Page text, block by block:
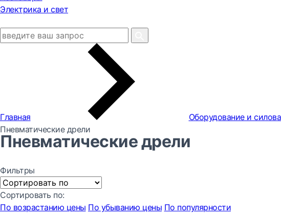
Электрика и свет
Главная Оборудование и
Пневматические дрели
Пневматические дрели
Фильтры
Сортировать по:
По возрастанию цены По убыванию цены По популярности